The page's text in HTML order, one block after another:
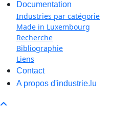
Documentation
Industries par catégorie
Made in Luxembourg
Recherche
Bibliographie
Liens
Contact
A propos d'industrie.lu